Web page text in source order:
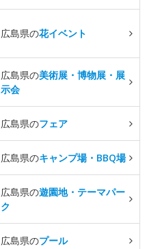
広島県の花イベント
広島県の美術展・博物展・展
示会
広島県のフェア
広島県のキャンプ場・BBQ場
広島県の遊園地・テーマパー
ク
広島県のプール